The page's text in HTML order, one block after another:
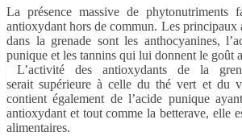
La présence massive de phytonutriments
antioxydant hors de commun. Les principaux
dans la grenade sont les anthocyanines,
punique et les tannins qui lui donnent le goût
L’activité des antioxydants de la
serait supérieure à celle du thé vert et du
contient également de l’acide punique
antioxydant et tout comme la betterave, elle
alimentaires.